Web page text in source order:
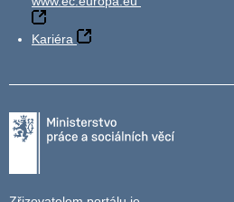
Kariéra